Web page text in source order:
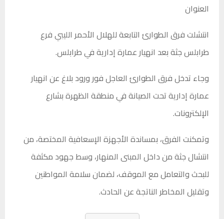
العنوان
انتشلت فرق الطوارئ التابعة للهلال الأحمر الليبي فرع
طرابلس جثة بعد انهيار عمارة إدارية في طرابلس.
وجاء تدخل فرق الطوارئ العاجل فور ورود بلاغ عن انهيار
عمارة إدارية تحت الصيانة في منطقة الظهرة بشارع
الإلكترونات.
وتمكنت الفرق، بمساندة الأجهزة الإسعافية المختصة، من
انتشال جثة من داخل المبنى المنهار، وسط جهود مكثفة
للبحث والتعامل مع الموقف، لضمان سلامة المواطنين
وتقليل المخاطر الناتجة عن الحادث.